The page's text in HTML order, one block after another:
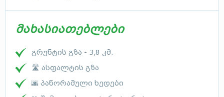
მახასიათებლები
გრუნტის გზა - 3,8 კმ.
🛣 ასფალტის გზა
🌆 პანორამული ხედები